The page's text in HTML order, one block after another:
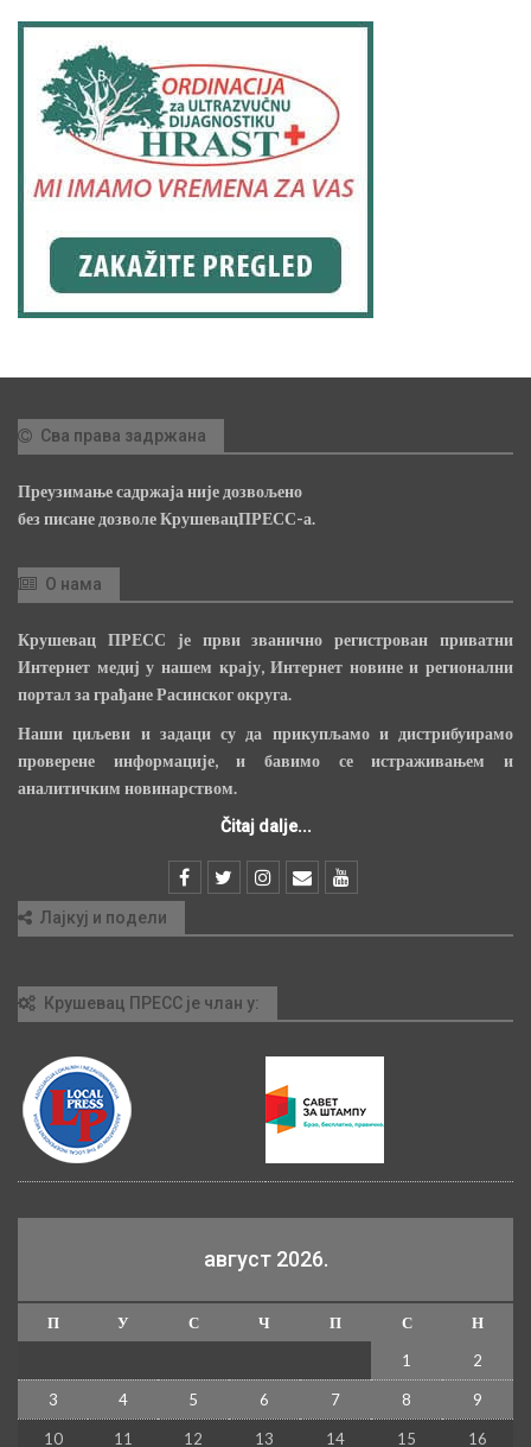
Сва права задржана
Преузимање садржаја није дозвољено
без писане дозволе КрушевацПРЕСС-а.
О нама
Крушевац ПРЕСС је први званично регистрован приватни
Интернет медиј у нашем крају, Интернет новине и регионални
портал за грађане Расинског округа.
Наши циљеви и задаци су да прикупљамо и дистрибуирамо
проверене информације, и бавимо се истраживањем и
аналитичким новинарством.
Čitaj dalje...
Лајкуј и подели
Крушевац ПРЕСС је члан у:
август 2026.
П У С Ч П С
Н
1
2
3 4 5 6 7 8 9
10 11 12 13 14 15 16